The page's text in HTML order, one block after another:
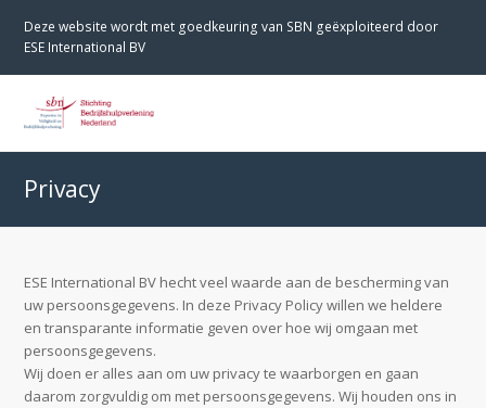
Deze website wordt met goedkeuring van SBN geëxploiteerd door
ESE International BV
Privacy
ESE International BV hecht veel waarde aan de bescherming van
uw persoonsgegevens. In deze Privacy Policy willen we heldere
en transparante informatie geven over hoe wij omgaan met
persoonsgegevens.
Wij doen er alles aan om uw privacy te waarborgen en gaan
daarom zorgvuldig om met persoonsgegevens. Wij houden ons in